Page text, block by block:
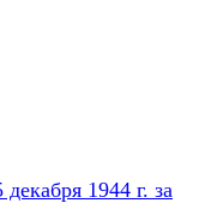
1944 г. за